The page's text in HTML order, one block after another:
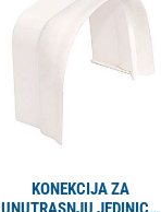
KONEKCIJA ZA